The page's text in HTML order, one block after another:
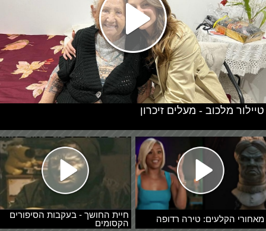
מאחורי הקלעים: טירה רדופה
חיית החושך - בעקבות הסיפורים
הקסומים
טיילור מלכוב - מעלים זיכרון